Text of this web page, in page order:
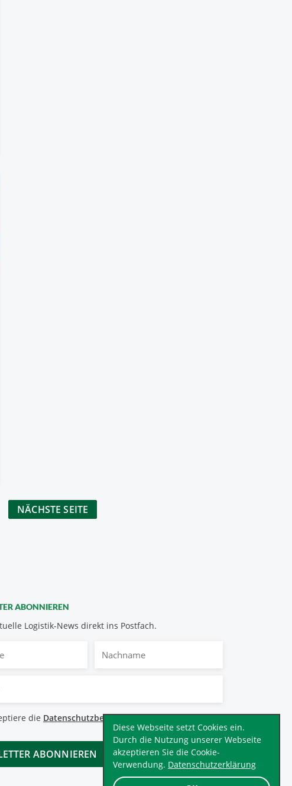
Diese Webseite setzt Cookies ein.
Durch die Nutzung unserer Webseite
akzeptieren Sie die Cookie-
Verwendung. Datenschutzerklärung
NÄCHSTE SEITE
ABONNIEREN
Logistik-News direkt ins Postfach.
die Datenschutzbestimmungen.*